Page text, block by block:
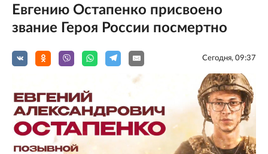
Евгению Остапенко присвоено
звание Героя России посмертно
Сегодня, 09:37